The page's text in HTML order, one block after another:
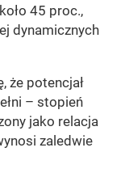
45 proc.,
dynamicznych
że potencjał
– stopień
jako relacja
zaledwie